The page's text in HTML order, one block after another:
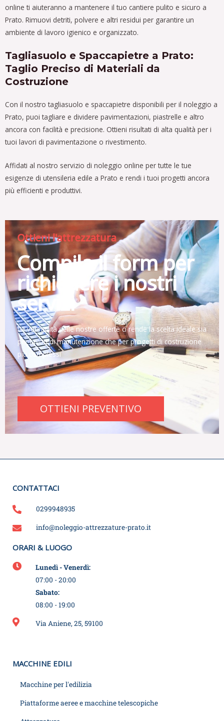
online ti aiuteranno a mantenere il tuo cantiere pulito e sicuro a
Prato. Rimuovi detriti, polvere e altri residui per garantire un
ambiente di lavoro igienico e organizzato.
Tagliasuolo e Spaccapietre a Prato:
Taglio Preciso di Materiali da
Costruzione
Con il nostro tagliasuolo e spaccapietre disponibili per il noleggio a
Prato, puoi tagliare e dividere pavimentazioni, piastrelle e altro
ancora con facilità e precisione. Ottieni risultati di alta qualità per i
tuoi lavori di pavimentazione o rivestimento.
Affidati al nostro servizio di noleggio online per tutte le tue
esigenze di utensileria edile a Prato e rendi i tuoi progetti ancora
più efficienti e produttivi.
Ottieni l'attrezzatura
Compila il form per
richiedere i nostri
servizi
La versatilità delle nostre offerte ci rende la scelta ideale sia
per lavori di manutenzione che per progetti di costruzione
più complessi
OTTIENI PREVENTIVO
CONTATTACI
0299948935
info@noleggio-attrezzature-prato.it
ORARI & LUOGO
Lunedì - Venerdì:
07:00 - 20:00
Sabato:
08:00 - 19:00
Via Aniene, 25, 59100
MACCHINE EDILI
Macchine per l'edilizia
Piattaforme aeree e macchine telescopiche